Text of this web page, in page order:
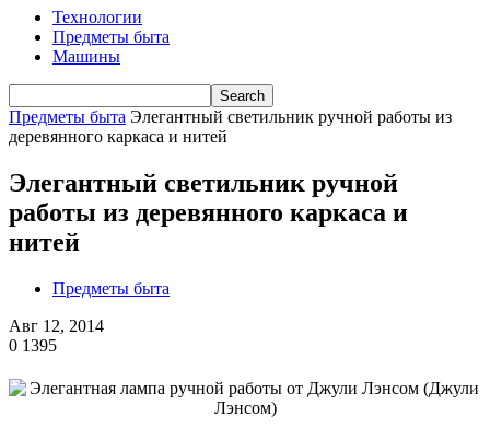
Технологии
Предметы быта
Машины
Предметы быта Элегантный светильник ручной работы из
деревянного каркаса и нитей
Элегантный светильник ручной
работы из деревянного каркаса и
нитей
Предметы быта
Авг 12, 2014
0 1395